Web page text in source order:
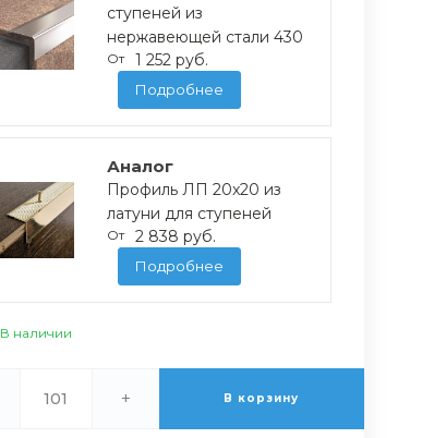
ступеней из
нержавеющей стали 430
От 1 252 руб.
Подробнее
Аналог
Профиль ЛП 20x20 из
латуни для ступеней
От 2 838 руб.
Подробнее
В наличии
+ В корзину